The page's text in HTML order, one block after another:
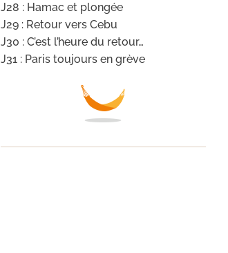
J28 : Hamac et plongée
J29 : Retour vers Cebu
J30 : C’est l’heure du retour…
J31 : Paris toujours en grève